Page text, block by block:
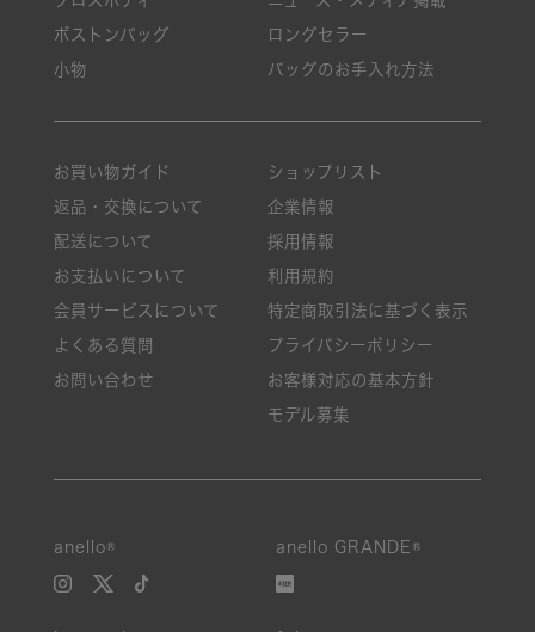
ボストンバッグ
小物
ロングセラー
バッグのお手入れ方法
お買い物ガイド
返品・交換について
配送について
お支払いについて
会員サービスについて
よくある質問
お問い合わせ
ショップリスト
企業情報
採用情報
利用規約
特定商取引法に基づく表示
プライバシーポリシー
お客様対応の基本方針
モデル募集
anello® anello GRANDE®